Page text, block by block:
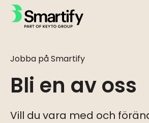
Jobba på Smartify
Bli en av oss
Vill du vara med och